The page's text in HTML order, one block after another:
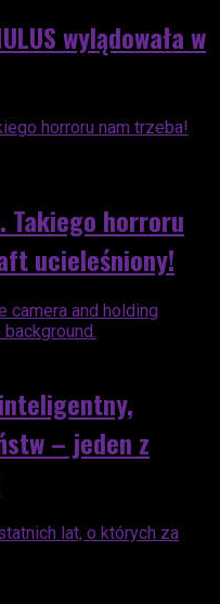
wylądowała w
Takiego horroru
ucieleśniony!
inteligentny,
– jeden z